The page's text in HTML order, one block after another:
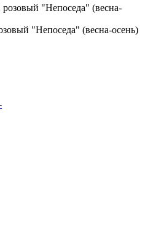
"Непоседа" (весна-осень)